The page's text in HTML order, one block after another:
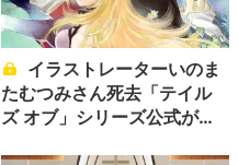
たむつみさん死去「テイル
ズ オブ」シリーズ公式が追